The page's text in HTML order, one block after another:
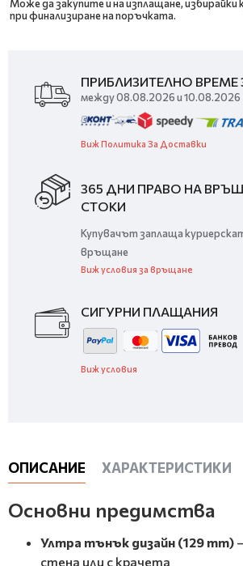
Може да закупите и на изплащане, избирайки
при финализиране на поръчката.
ПРИБЛИЗИТЕЛНО ВРЕМЕ
между 08.08.2026 и 10.08.2026
Виж Политика За Доставки
365 ДНИ ПРАВО НА
СТОКИ
Купувачът заплаща
връщане
Виж условия за връщане
СИГУРНИ ПЛАЩАНИЯ
Виж условия
ОПИСАНИЕ ХАРАКТЕРИСТИКИ
Основни предимства
Ултра тънък дизайн (129 mm)
стена или с крачета